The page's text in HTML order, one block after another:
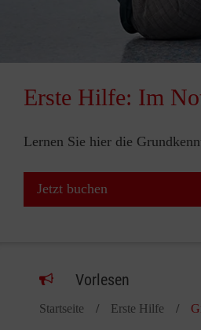
Erste Hilfe: Im
Lernen Sie hier die
Jetzt buchen
Vorlesen
Startseite Erste Hilfe